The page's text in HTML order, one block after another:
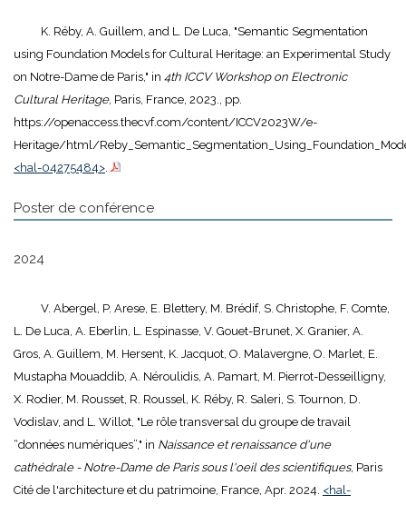
K. Réby, A. Guillem, and L. De Luca, "Semantic Segmentation
using Foundation Models for Cultural Heritage: an Experimental Study
on Notre-Dame de Paris," in 4th ICCV Workshop on Electronic
Cultural Heritage, Paris, France, 2023., pp.
https://openaccess.thecvf.com/content/ICCV2023W/e-
Heritage/html/
<hal-04275484>.
Poster de conférence
2024
V. Abergel, P. Arese, E. Blettery, M. Brédif, S. Christophe, F. Comte,
L. De Luca, A. Eberlin, L. Espinasse, V. Gouet-Brunet, X. Granier, A.
Gros, A. Guillem, M. Hersent, K. Jacquot, O. Malavergne, O. Marlet, E.
Mustapha Mouaddib, A. Néroulidis, A. Pamart, M. Pierrot-Desseilligny,
X. Rodier, M. Rousset, R. Roussel, K. Réby, R. Saleri, S. Tournon, D.
Vodislav, and L. Willot, "Le rôle transversal du groupe de travail
“données numériques”," in Naissance et renaissance d'une
cathédrale - Notre-Dame de Paris sous l'oeil des scientifiques, Paris
Cité de l'architecture et du patrimoine, France, Apr. 2024. <hal-